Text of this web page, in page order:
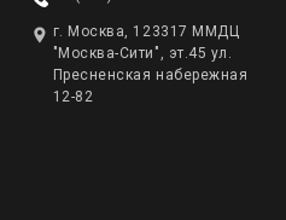
г. Москва, 123317 ММДЦ
"Москва-Сити", эт.45 ул.
Пресненская набережная
12-82